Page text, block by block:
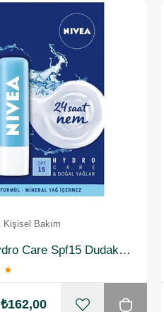
Kişisel Bakım
Nivea Hydro Care Spf15 Dudak Bakım Kremi 4.8 gr
★
₺162,00